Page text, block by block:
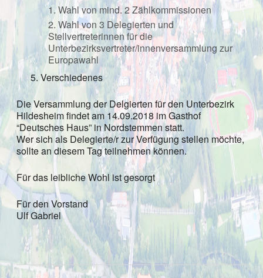
Wahl von mind. 2 Zählkommissionen
Wahl von 3 Delegierten und
Stellvertreterinnen für die
Unterbezirksvertreter/innenversammlung zur
Europawahl
Verschiedenes
Die Versammlung der Delgierten für den Unterbezirk
Hildesheim findet am 14.09.2018 im Gasthof
“Deutsches Haus” in Nordstemmen statt.
Wer sich als Delegierte/r zur Verfügung stellen möchte,
sollte an diesem Tag teilnehmen können.
Für das leibliche Wohl ist gesorgt
Für den Vorstand
Ulf Gabriel